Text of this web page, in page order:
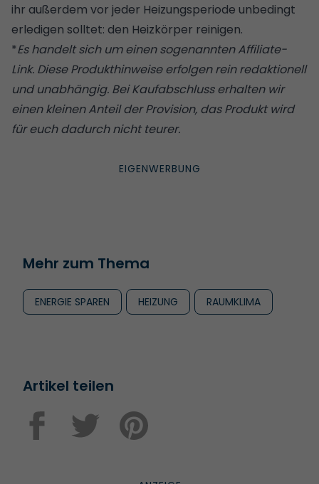
ihr außerdem vor jeder Heizungsperiode unbedingt
erledigen solltet: den Heizkörper reinigen.
*Es handelt sich um einen sogenannten Affiliate-
Link. Diese Produkthinweise erfolgen rein redaktionell
und unabhängig. Bei Kaufabschluss erhalten wir
einen kleinen Anteil der Provision, das Produkt wird
für euch dadurch nicht teurer.
Mehr zum Thema
ENERGIE SPAREN HEIZUNG RAUMKLIMA
Artikel teilen